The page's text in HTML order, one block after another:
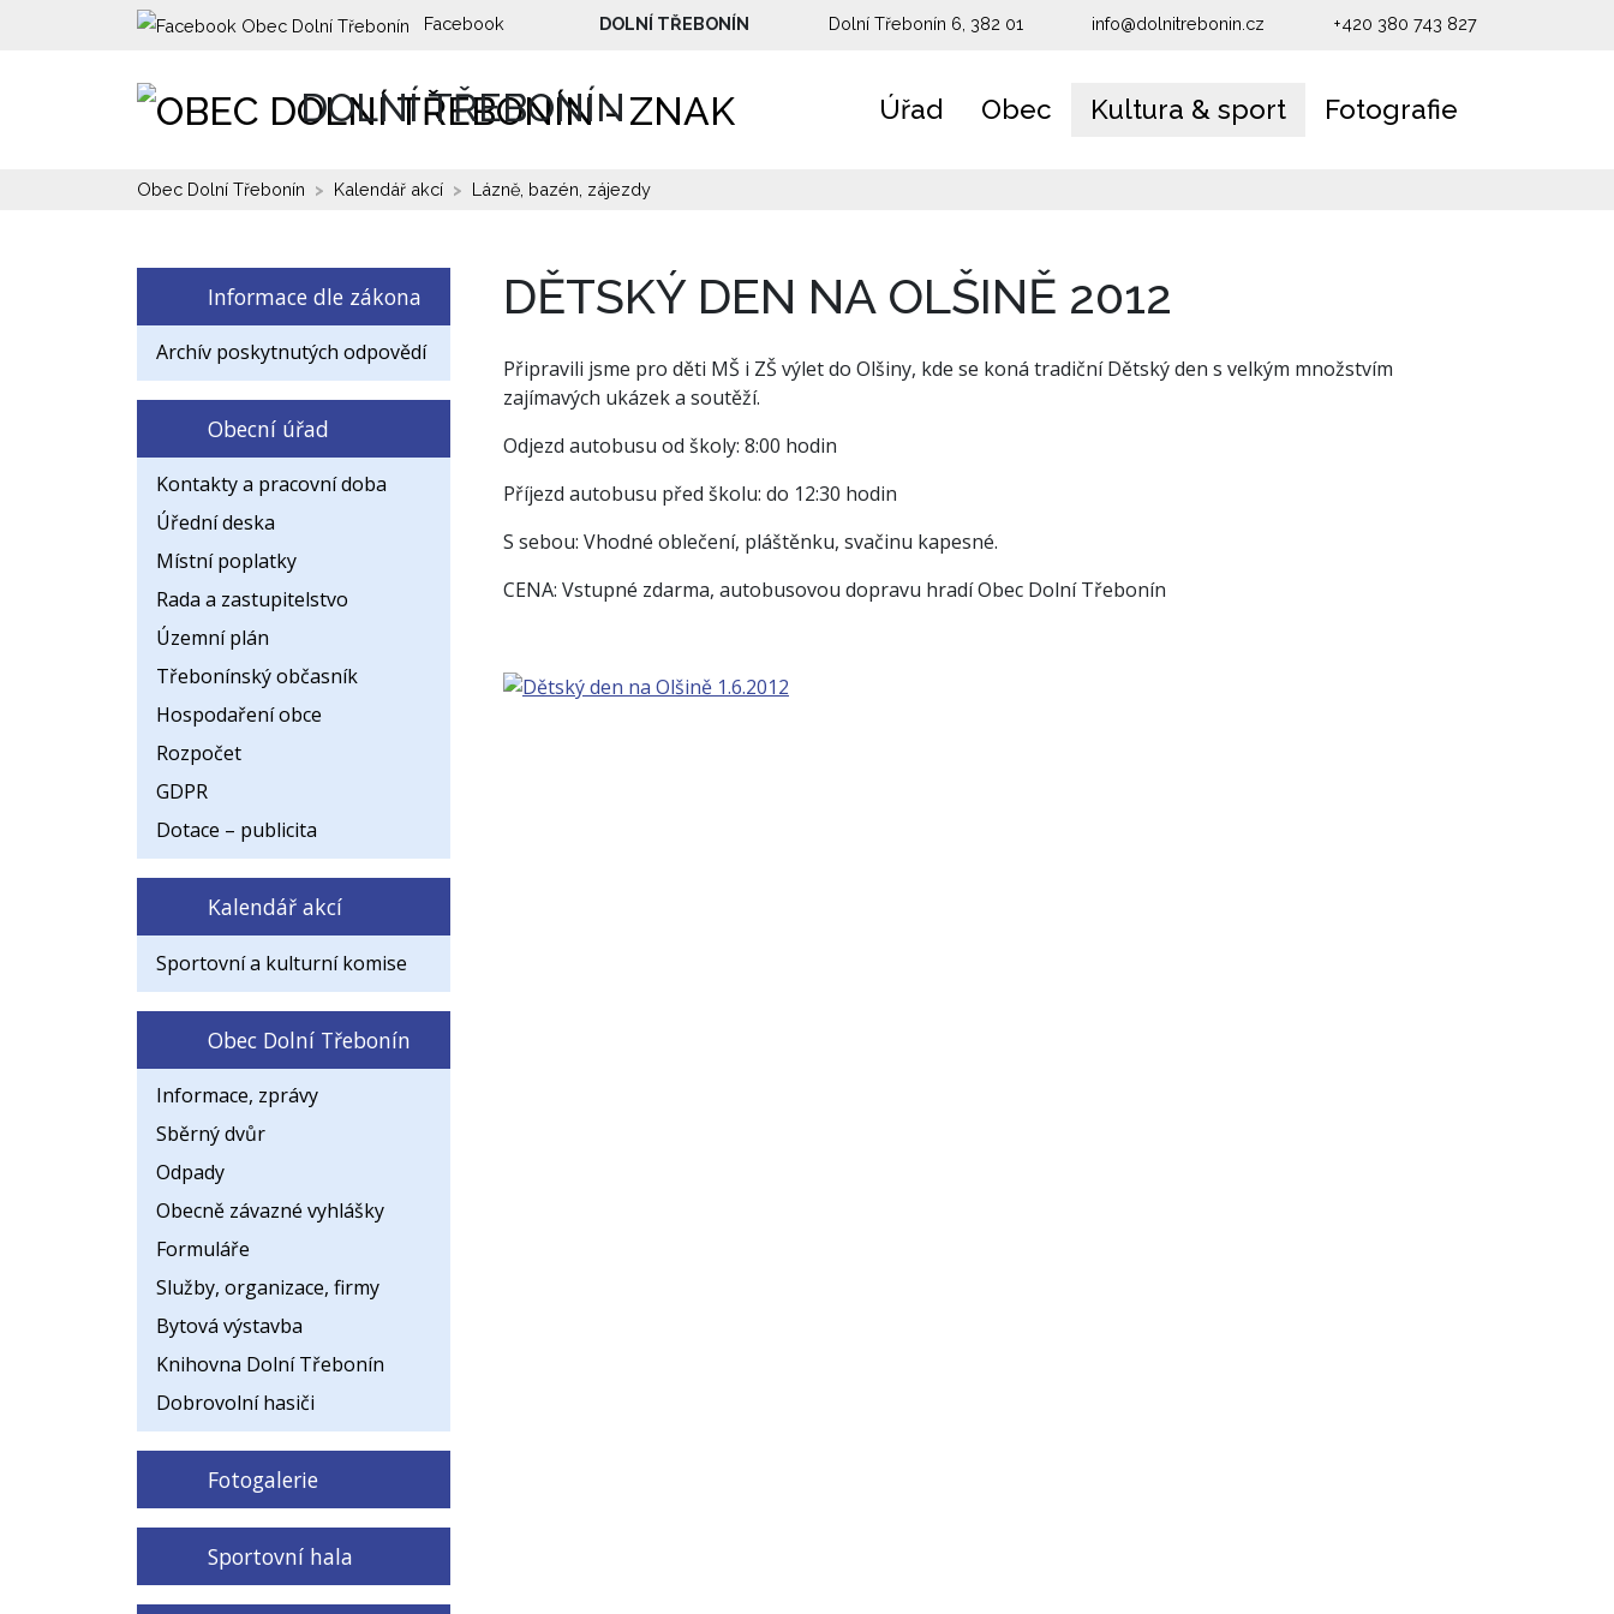
Facebook DOLNÍ TŘEBONÍN Dolní Třebonín 6, 382 01 info@dolnitrebonin.cz +420 380 743 827
DOLNÍ TŘEBONÍN Úřad Obec Kultura & sport Fotografie
Obec Dolní Třebonín Kalendář akcí Lázně, bazén, zájezdy
Informace dle zákona
Archív poskytnutých odpovědí
Obecní úřad
Kontakty a pracovní doba
Úřední deska
Místní poplatky
Rada a zastupitelstvo
Územní plán
Třebonínský občasník
Hospodaření obce
Rozpočet
GDPR
Dotace – publicita
Kalendář akcí
Sportovní a kulturní komise
Obec Dolní Třebonín
Informace, zprávy
Sběrný dvůr
Odpady
Obecně závazné vyhlášky
Formuláře
Služby, organizace, firmy
Bytová výstavba
Knihovna Dolní Třebonín
Dobrovolní hasiči
Fotogalerie
Sportovní hala
DĚTSKÝ DEN NA OLŠINĚ 2012
Připravili jsme pro děti MŠ i ZŠ výlet do Olšiny, kde se koná tradiční Dětský den s velkým množstvím
zajímavých ukázek a soutěží.
Odjezd autobusu od školy: 8:00 hodin
Příjezd autobusu před školu: do 12:30 hodin
S sebou: Vhodné oblečení, pláštěnku, svačinu kapesné.
CENA: Vstupné zdarma, autobusovou dopravu hradí Obec Dolní Třebonín